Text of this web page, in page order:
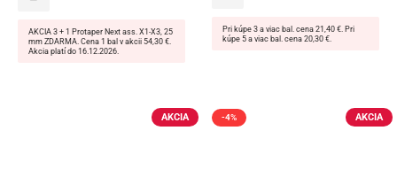
AKCIA 3 + 1 Protaper Next ass. X1-X3, 25
mm ZDARMA. Cena 1 bal v akcii 54,30 €.
Akcia platí do 16.12.2026.
Pri kúpe 3 a viac bal. cena 21,40 €. Pri
kúpe 5 a viac bal. cena 20,30 €.
AKCIA AKCIA
-4%